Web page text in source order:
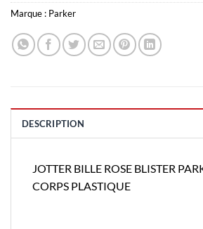
Marque : Parker
DESCRIPTION
JOTTER BILLE ROSE BLISTER
CORPS PLASTIQUE